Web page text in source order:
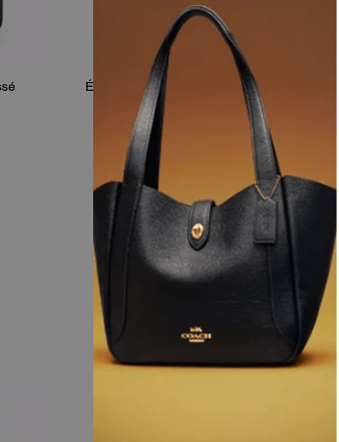
Ajouter Au Panier
Étui Slim Pour Carte D’Identité En Toile